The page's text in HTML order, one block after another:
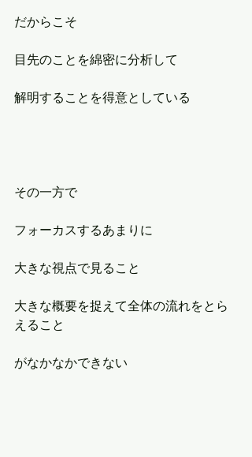
だからこそ
目先のことを綿密に分析して
解明することを得意としている
その一方で
フォーカスするあまりに
大きな視点で見ること
大きな概要を捉えて全体の流れをとら
えること
がなかなかできない